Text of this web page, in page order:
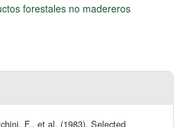
forestales no madereros
F., et al. (1983). Selected